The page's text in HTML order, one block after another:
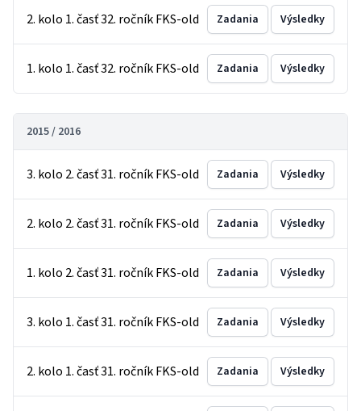
2. kolo 1. časť 32. ročník FKS-old Zadania Výsledky
1. kolo 1. časť 32. ročník FKS-old Zadania Výsledky
2015 / 2016
3. kolo 2. časť 31. ročník FKS-old Zadania Výsledky
2. kolo 2. časť 31. ročník FKS-old Zadania Výsledky
1. kolo 2. časť 31. ročník FKS-old Zadania Výsledky
3. kolo 1. časť 31. ročník FKS-old Zadania Výsledky
2. kolo 1. časť 31. ročník FKS-old Zadania Výsledky